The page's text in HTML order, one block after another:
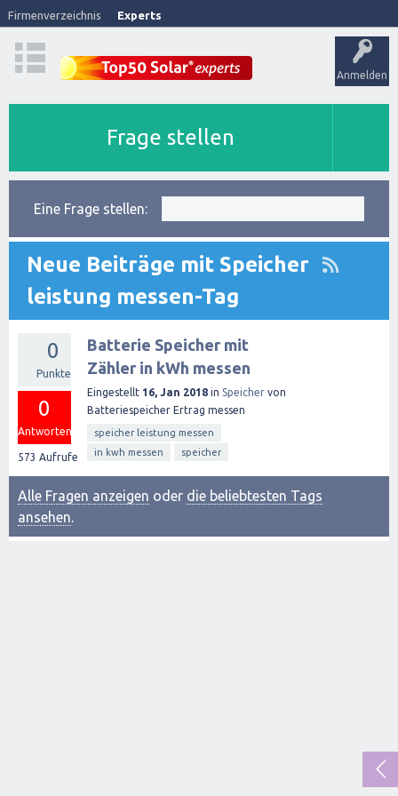
Firmenverzeichnis Experts
Anmelden
Frage stellen
Eine Frage stellen:
Neue Beiträge mit Speicher
leistung messen-Tag
0
Punkte
0
Antworten
573 Aufrufe
Batterie Speicher mit
Zähler in kWh messen
Eingestellt 16, Jan 2018 in Speicher von
Batteriespeicher Ertrag messen
speicher leistung messen
in kwh messen
speicher
Alle Fragen anzeigen oder die beliebtesten Tags
ansehen.